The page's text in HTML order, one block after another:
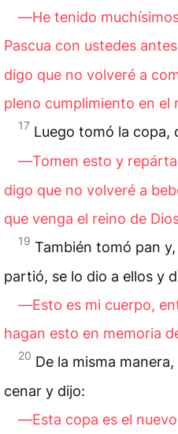
―He tenido
Pascua con ustedes
digo que no volveré a
pleno cumplimiento en el
17 Luego tomó la copa,
―Tomen esto y
digo que no volveré a
que venga el reino de
19 También tomó pan
partió, se lo dio a ellos y
―Esto es mi cuerpo,
hagan esto en memoria
20 De la misma
cenar y dijo:
―Esta copa es el